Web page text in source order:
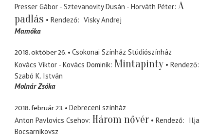
Presser Gábor - Sztevanovity Dusán - Horváth Péter A
padlás
Rendező
Visky Andrej
Mamóka
2018. október 26.
Csokonai Színház Stúdiószínház
Kovács Viktor - Kovács Dominik Mintapinty
Rendező
Szabó K. István
Molnár Zsóka
2018. február 23.
Debreceni színház
Anton Pavlovics Csehov Három nővér Rendező
Ilja
Bocsarnikovsz